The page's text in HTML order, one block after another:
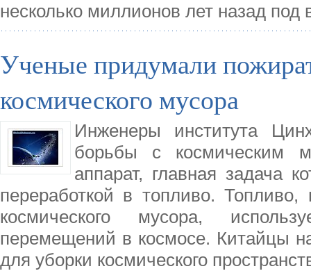
несколько миллионов лет назад под
Ученые придумали
космического мусора
Инженеры института
борьбы с космическим
аппарат, главная задача
переработкой в топливо. Топливо,
космического мусора,
перемещений в космосе. Китайцы
для уборки космического